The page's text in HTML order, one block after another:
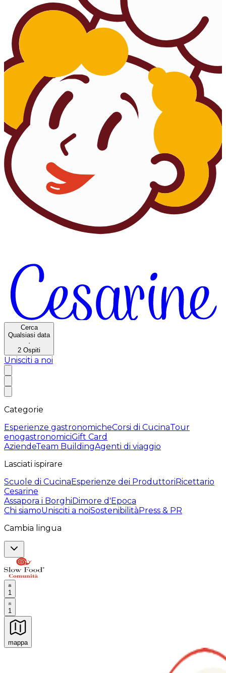
Cerca
Qualsiasi data
·
2 Ospiti
Unisciti a noi
Categorie
Esperienze gastronomicheCorsi di CucinaTour
enogastronomiciGift Card
AziendeTeam BuildingAgenti di viaggio
Lasciati ispirare
Scuole di CucinaEsperienze dei ProduttoriRicettario
Cesarine
Assapora i BorghiDimore d'Epoca
Chi siamoUnisciti a noiSostenibilitàPress & PR
Cambia lingua
1
1
mappa
Esperienze culinarie indimenticabili: Esperienze